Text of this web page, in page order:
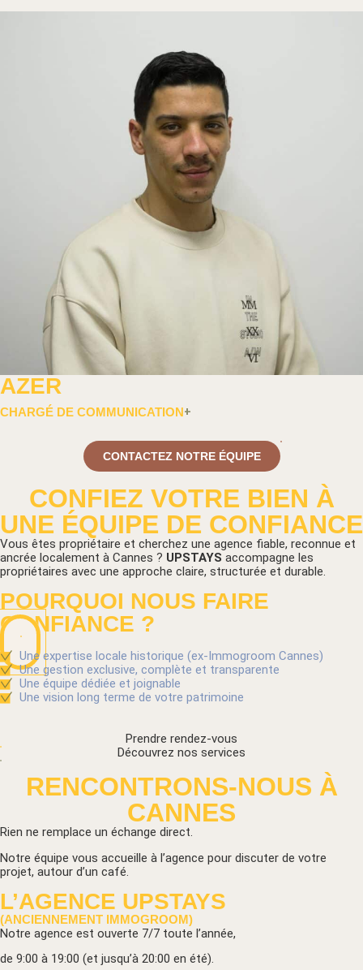
AZER
CHARGÉ DE COMMUNICATION
CONTACTEZ NOTRE ÉQUIPE
CONFIEZ VOTRE BIEN À
UNE ÉQUIPE DE CONFIANCE
Vous êtes propriétaire et cherchez une agence fiable, reconnue et
ancrée localement à Cannes ? UPSTAYS accompagne les
propriétaires avec une approche claire, structurée et durable.
POURQUOI NOUS FAIRE
CONFIANCE ?
Une expertise locale historique (ex-Immogroom Cannes)
Une gestion exclusive, complète et transparente
Une équipe dédiée et joignable
Une vision long terme de votre patrimoine
Prendre rendez-vous
Découvrez nos services
RENCONTRONS-NOUS À
CANNES
Rien ne remplace un échange direct.
Notre équipe vous accueille à l’agence pour discuter de votre
projet, autour d’un café.
L’AGENCE UPSTAYS
(ANCIENNEMENT IMMOGROOM)
Notre agence est ouverte 7/7 toute l’année,
de 9:00 à 19:00 (et jusqu’à 20:00 en été).